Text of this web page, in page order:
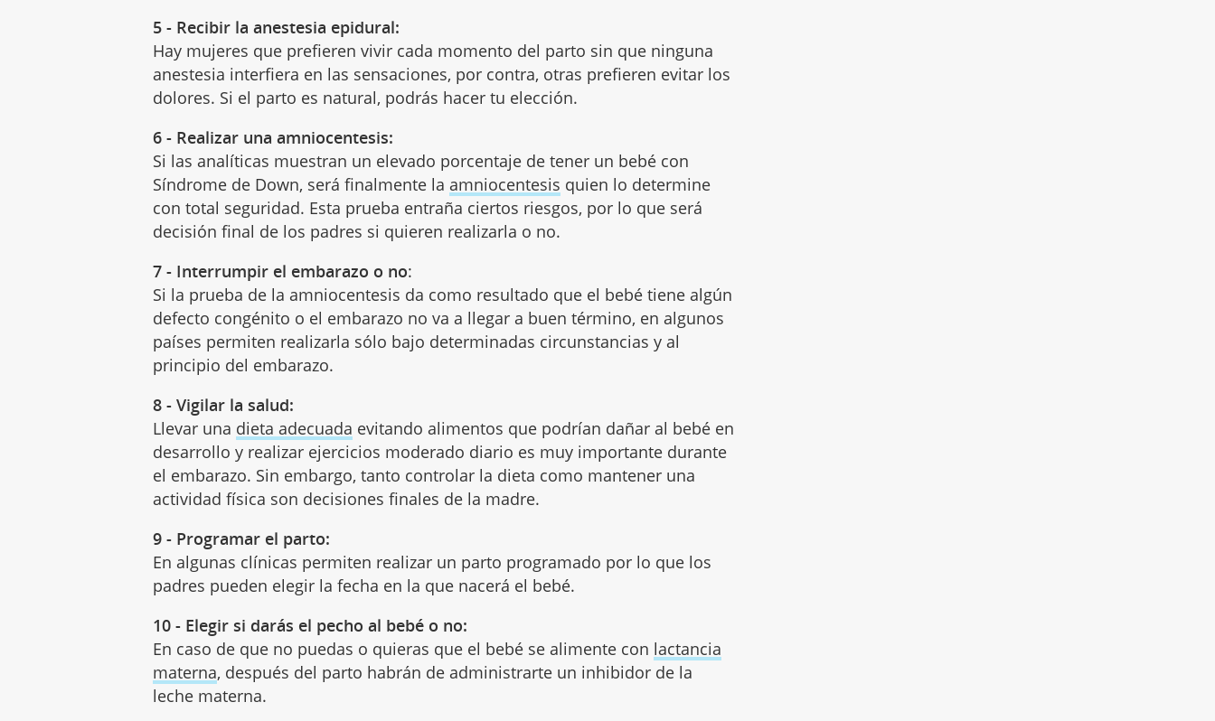
5 - Recibir la anestesia epidural:
Hay mujeres que prefieren vivir cada momento del parto sin que ninguna
anestesia interfiera en las sensaciones, por contra, otras prefieren evitar los
dolores. Si el parto es natural, podrás hacer tu elección.
6 - Realizar una amniocentesis:
Si las analíticas muestran un elevado porcentaje de tener un bebé con
Síndrome de Down, será finalmente la amniocentesis quien lo determine
con total seguridad. Esta prueba entraña ciertos riesgos, por lo que será
decisión final de los padres si quieren realizarla o no.
7 - Interrumpir el embarazo o no:
Si la prueba de la amniocentesis da como resultado que el bebé tiene algún
defecto congénito o el embarazo no va a llegar a buen término, en algunos
países permiten realizarla sólo bajo determinadas circunstancias y al
principio del embarazo.
8 - Vigilar la salud:
Llevar una dieta adecuada evitando alimentos que podrían dañar al bebé en
desarrollo y realizar ejercicios moderado diario es muy importante durante
el embarazo. Sin embargo, tanto controlar la dieta como mantener una
actividad física son decisiones finales de la madre.
9 - Programar el parto:
En algunas clínicas permiten realizar un parto programado por lo que los
padres pueden elegir la fecha en la que nacerá el bebé.
10 - Elegir si darás el pecho al bebé o no:
En caso de que no puedas o quieras que el bebé se alimente con lactancia
materna, después del parto habrán de administrarte un inhibidor de la
leche materna.